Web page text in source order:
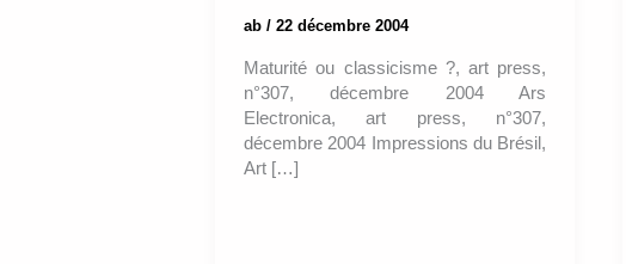
ab / 22 décembre 2004
Maturité ou classicisme ?, art press,
n°307, décembre 2004 Ars
Electronica, art press, n°307,
décembre 2004 Impressions du Brésil,
Art […]